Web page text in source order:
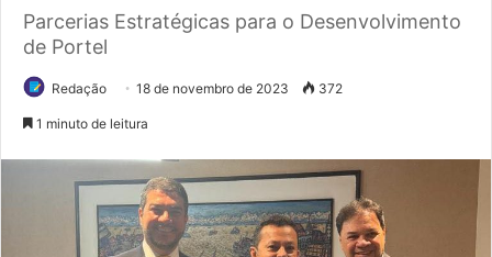
Parcerias Estratégicas para o Desenvolvimento
de Portel
Redação 18 de novembro de 2023 372
1 minuto de leitura